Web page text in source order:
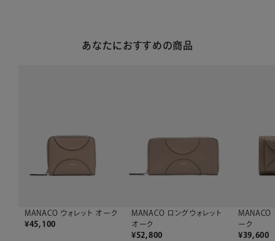
あなたにおすすめの商品
MANACO ウォレット オーク
¥45,100
MANACO ロングウォレット
オーク
¥52,800
MANACO
ーク
¥39,600